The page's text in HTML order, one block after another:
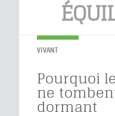
VIVANT
Pourquoi
ne
dormant